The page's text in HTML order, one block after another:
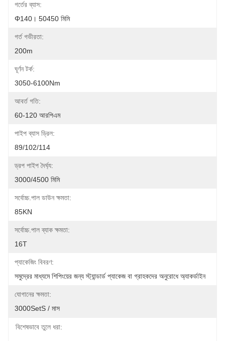
গর্তের ব্যাস:
Φ140। 50450 মিমি
গর্ত গভীরতা:
200m
ঘূর্ণন টর্ক:
3050-6100Nm
আবর্ত গতি:
60-120 আরপিএম
পাইপ ব্যাস ড্রিল:
89/102/114
ড্রপ পাইপ দৈর্ঘ্য:
3000/4500 মিমি
সর্বোচ্চ.পাল ডাউন ক্ষমতা:
85KN
সর্বোচ্চ.পাল ব্যাক ক্ষমতা:
16T
প্যাকেজিং বিবরণ:
সমুদ্রের মাধ্যমে শিপিংয়ের জন্য স্ট্যান্ডার্ড প্যাকেজ বা গ্রাহকদের অনুরোধে অ্যাকর্ডাইন
যোগানের ক্ষমতা:
3000SetS / মাস
বিশেষভাবে তুলে ধরা: